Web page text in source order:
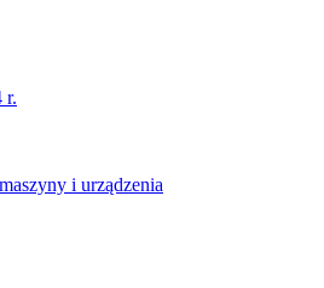
r.
i urządzenia